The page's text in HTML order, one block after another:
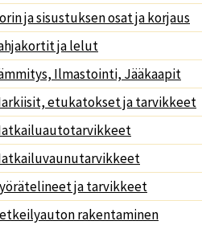
ja sisustuksen osat ja korjaus
ja lelut
Ilmastointi, Jääkaapit
etukatokset ja tarvikkeet
ja tarvikkeet
rakentaminen